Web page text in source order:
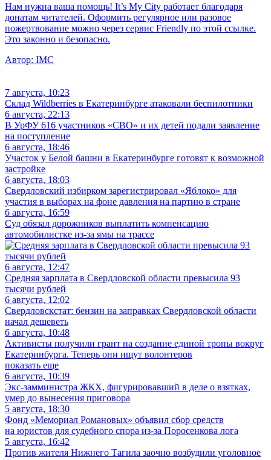
Нам нужна ваша помощь! It’s My City работает благодаря
донатам читателей. Оформить регулярное или разовое
пожертвование можно через сервис Friendly по этой ссылке.
Это законно и безопасно.
Автор: IMC
7 августа, 10:23
Склад Wildberries в Екатеринбурге атаковали беспилотники
6 августа, 22:13
В УрФУ 616 участников «СВО» и их детей подали заявление
на поступление
6 августа, 18:46
Участок у Белой башни в Екатеринбурге готовят к возможной
застройке
6 августа, 18:03
Свердловский избирком зарегистрировал «Яблоко» для
участия в выборах на фоне давления на партию в стране
6 августа, 16:59
Суд обязал дорожников выплатить компенсацию
автомобилистке из-за ямы на трассе
6 августа, 12:47
Средняя зарплата в Свердловской области превысила 93
тысячи рублей
6 августа, 12:02
Свердловскстат: бензин на заправках Свердловской области
начал дешеветь
6 августа, 10:48
Активисты получили грант на создание единой тропы вокруг
Екатеринбурга. Теперь они ищут волонтеров
показать еще
6 августа, 10:39
Экс-замминистра ЖКХ, фигурировавший в деле о взятках,
умер до вынесения приговора
5 августа, 18:30
Фонд «Мемориал Романовых» объявил сбор средств
на юристов для судебного спора из-за Поросенкова лога
5 августа, 16:42
Против жителя Нижнего Тагила заочно возбудили уголовное